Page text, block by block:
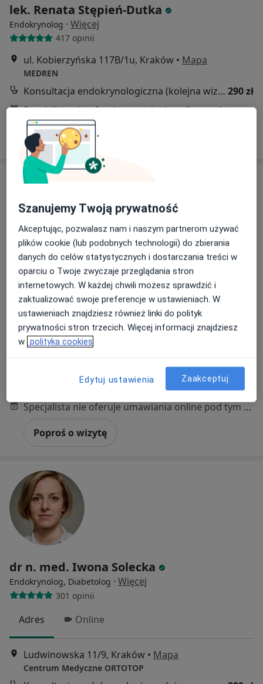
lek. Renata Stępień-Dutka
Endokrynolog · Więcej
417 opinii
ul. Kobierzyńska 117B/1u, Kraków • Mapa
MEDREN
Konsultacja endokrynologiczna (kolejna wizyta) 290 zł
Specjalista nie oferuje umawiania online pod tym adresem.
Poproś o wizytę
lek. Anna Batko
Endokrynolog, Androlog, Internista·Więcej
71 opinii
Adres 1 Adres 2 Adres 3 Online
APRIORI Centrum Zdrowia - gabinety medyczne
Konsultacja endokrynologiczna
250 zł
Specjalista nie oferuje umawiania online pod tym adresem.
Poproś o wizytę
dr n. med. Iwona Solecka
Endokrynolog, Diabetolog · Więcej
301 opinii
Adres Online
Ludwinowska 11/9, Kraków • Mapa
Centrum Medyczne ORTOTOP
Szanujemy Twoją prywatność
Akceptując, pozwalasz nam i naszym partnerom używać
plików cookie (lub podobnych technologii) do zbierania
danych do celów statystycznych i dostarczania treści w
oparciu o Twoje zwyczaje przeglądania stron
internetowych. W każdej chwili możesz sprawdzić i
zaktualizować swoje preferencje w ustawieniach. W
ustawieniach znajdziesz również linki do polityk
prywatności stron trzecich. Więcej informacji znajdziesz
w polityka cookies
Edytuj ustawienia Zaakceptuj